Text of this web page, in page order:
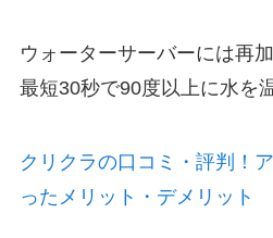
ウォーターサーバーには再
最短30秒で90度以上に水を
クリクラの口コミ・評判！
ったメリット・デメリット